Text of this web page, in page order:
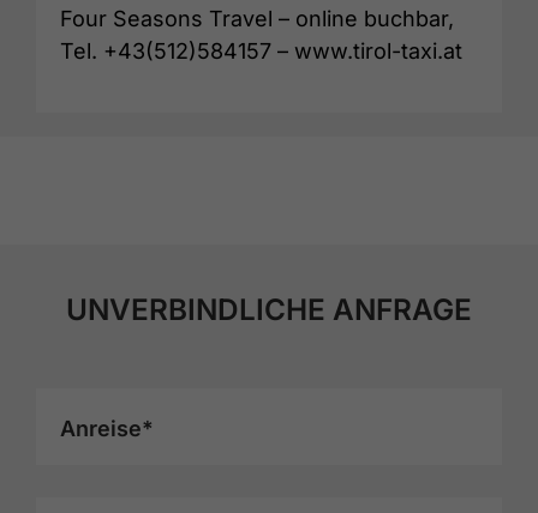
Four Seasons Travel – online buchbar,
Tel. +43(512)584157 – www.tirol-taxi.at
UNVERBINDLICHE ANFRAGE
Anreise*